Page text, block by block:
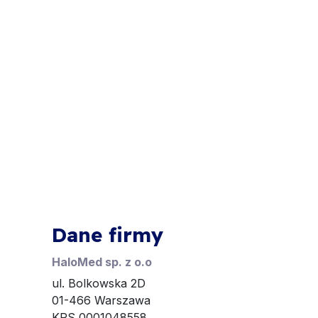
Dane firmy
HaloMed sp. z o.o
ul. Bolkowska 2D
01-466 Warszawa